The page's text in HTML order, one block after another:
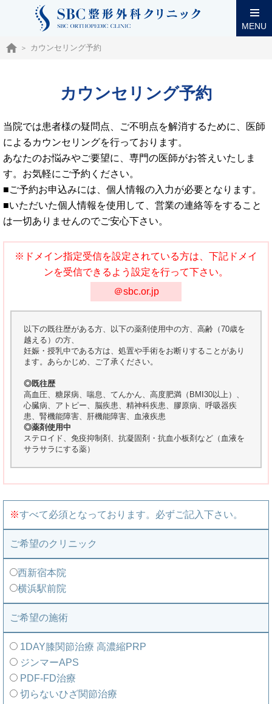
MENU
カウンセリング予約
カウンセリング予約
当院では患者様の疑問点、ご不明点を解消するために、医師
によるカウンセリングを行っております。
あなたのお悩みやご要望に、専門の医師がお答えいたしま
す。お気軽にご予約ください。
■ご予約お申込みには、個人情報の入力が必要となります。
■いただいた個人情報を使用して、営業の連絡等をすること
は一切ありませんのでご安心下さい。
※ドメイン指定受信を設定されている方は、下記ドメイ
ンを受信できるよう設定を行って下さい。
＠sbc.or.jp
以下の既往歴がある方、以下の薬剤使用中の方、高齢（70歳を
越える）の方、
妊娠・授乳中である方は、処置や手術をお断りすることがあり
ます。あらかじめ、ご了承ください。
◎既往歴
高血圧、糖尿病、喘息、てんかん、高度肥満（BMI30以上）、
心臓病、アトピー、脳疾患、精神科疾患、膠原病、呼吸器疾
患、腎機能障害、肝機能障害、血液疾患
◎薬剤使用中
ステロイド、免疫抑制剤、抗凝固剤・抗血小板剤など（血液を
サラサラにする薬）
※すべて必須となっております。必ずご記入下さい。
ご希望のクリニック
西新宿本院
横浜駅前院
ご希望の施術
1DAY膝関節治療 高濃縮PRP
ジンマーAPS
PDF-FD治療
切らないひざ関節治療